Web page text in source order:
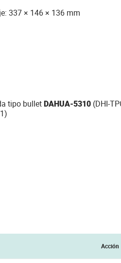
337 × 146 × 136 mm
tipo bulletDAHUA-5310(DHI-
Acción